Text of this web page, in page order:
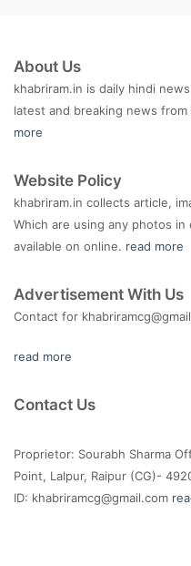
About Us
khabriram.in is daily hindi
latest and breaking news
more
Website Policy
khabriram.in collects article,
Which are using any photos
available on online. read more
Advertisement With Us
Contact for
read more
Contact Us
Proprietor: Sourabh Sharma
Point, Lalpur, Raipur (CG)-
ID: khabriramcg@gmail.com